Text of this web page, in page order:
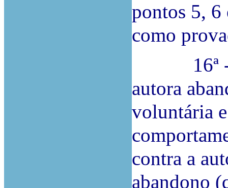
pontos 5, 6
como
16ª - A
autora
voluntária
contra a
abandono